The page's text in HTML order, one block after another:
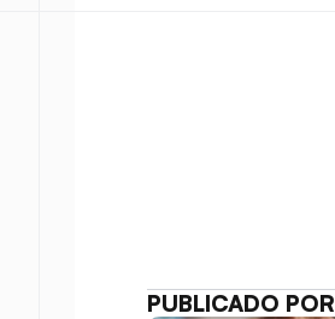
PUBLICADO POR